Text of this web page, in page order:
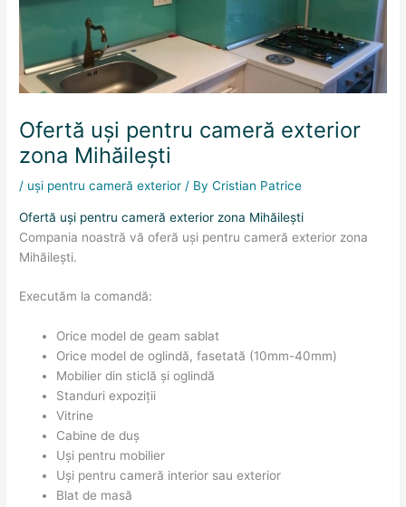
Ofertă uși pentru cameră exterior
zona Mihăileşti
/ uși pentru cameră exterior / ByCristian Patrice
Ofertă uși pentru cameră exterior zona Mihăileşti
Compania noastră vă oferă uși pentru cameră exterior zona
Mihăileşti.
Executăm la comandă:
Orice model de geam sablat
Orice model de oglindă, fasetată (10mm-40mm)
Mobilier din sticlă și oglindă
Standuri expoziții
Vitrine
Cabine de duș
Uși pentru mobilier
Uși pentru cameră interior sau exterior
Blat de masă